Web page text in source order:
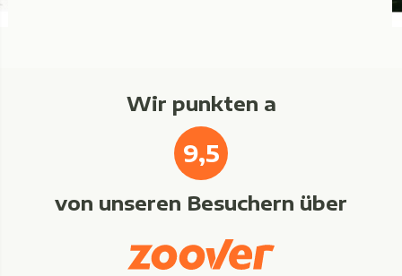
Wir punkten a
9,5
von unseren Besuchern über